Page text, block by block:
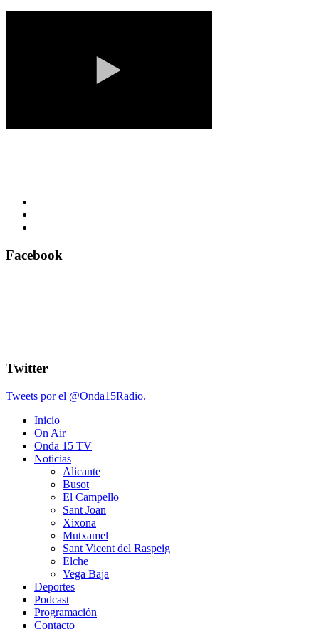
Facebook
Twitter
Tweets por el @Onda15Radio.
Inicio
On Air
Onda 15 TV
Noticias
Alicante
Busot
El Campello
Sant Joan
Xixona
Mutxamel
Sant Vicent del Raspeig
Elche
Vega Baja
Deportes
Podcast
Programación
Contacto